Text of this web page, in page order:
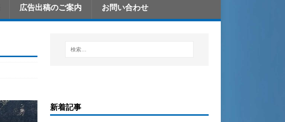
広告出稿のご案内 お問い合わせ
新着記事